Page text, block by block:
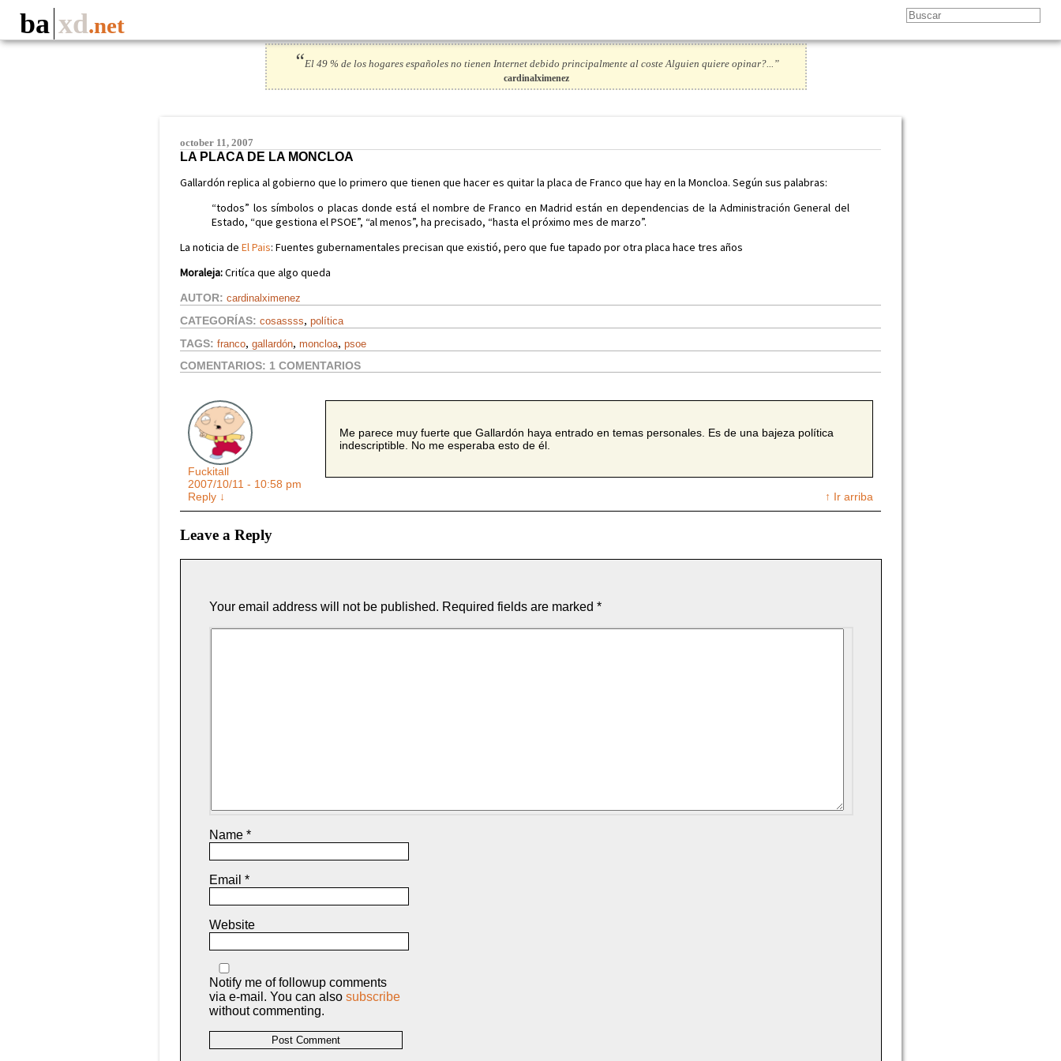
ba xd.net
“El 49 % de los hogares españoles no tienen Internet debido principalmente al coste Alguien quiere opinar?...”
cardinalximenez
october 11, 2007
LA PLACA DE LA MONCLOA
Gallardón replica al gobierno que lo primero que tienen que hacer es quitar la placa de Franco que hay en la Moncloa. Según sus palabras:
“todos” los símbolos o placas donde está el nombre de Franco en Madrid están en dependencias de la Administración General del
Estado, “que gestiona el PSOE”, “al menos”, ha precisado, “hasta el próximo mes de marzo”.
La noticia deEl Pais: Fuentes gubernamentales precisan que existió, pero que fue tapado por otra placa hace tres años
Moraleja:Critíca que algo queda
AUTOR: cardinalximenez
CATEGORÍAS: cosassss,política
TAGS: franco,gallardón,moncloa,psoe
COMENTARIOS: 1 COMENTARIOS
Fuckitall
2007/10/11 - 10:58 pm
Me parece muy fuerte que Gallardón haya entrado en temas personales. Es de una bajeza política
indescriptible. No me esperaba esto de él.
Reply ↓ ↑ Ir arriba
Leave a Reply
Your email address will not be published. Required fields are marked *
Name *
Email *
Website
Notify me of followup comments
via e-mail. You can also subscribe
without commenting.